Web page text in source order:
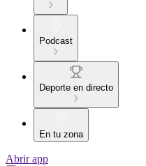
Podcast
Deporte en directo
En tu zona
Abrir app